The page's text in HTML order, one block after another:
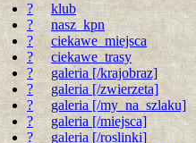
?
klub
?
nasz_kpn
?
ciekawe_miejsca
?
ciekawe_trasy
?
galeria [/krajobraz]
?
galeria [/zwierzeta]
?
galeria [/my_na_szlaku]
?
galeria [/miejsca]
?
galeria [/roslinki]